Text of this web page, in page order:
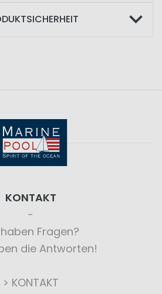
KONTAKT
Fragen?
die Antworten!
> KONTAKT